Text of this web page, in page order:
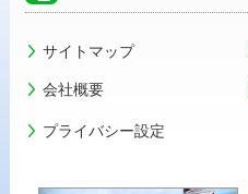
サイトマップ
会社概要
プライバシー設定